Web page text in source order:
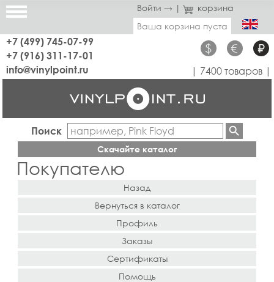
Войти → |
корзина
Ваша корзина пуста
+7 (499) 745-07-99
+7 (916) 311-17-01
$ € ₽
info@vinylpoint.ru | 7400 товаров |
Поиск
Скачайте каталог
Покупателю
Назад
Вернуться в каталог
Профиль
Заказы
Сертификаты
Помощь